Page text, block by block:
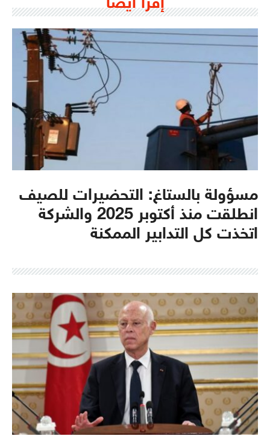
إقرأ أيضا
مسؤولة بالستاغ: التحضيرات للصيف
انطلقت منذ أكتوبر 2025 والشركة
اتخذت كل التدابير الممكنة